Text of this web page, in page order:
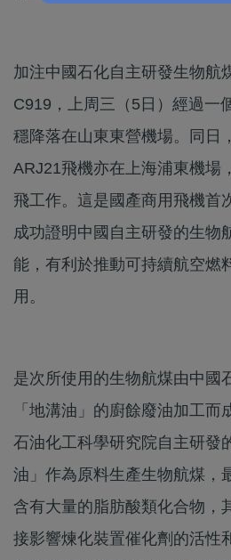
加注中國石化自主研發生物航
C919，上周三（5日）經過一
穩降落在山東東營機場。同日
ARJ21飛機亦在上海浦東機場
飛工作。這是國產商用飛機首
成功證明中國自主研發的生物
能，有利於推動可持續航空燃
用。
是次所使用的生物航煤由中國
「地溝油」的廚餘廢油加工
石油化工科學研究院自主研發
油」作為原料生產生物航煤，
含有大量的脂肪酸類化合物，
接影響煉化裝置催化劑的活性